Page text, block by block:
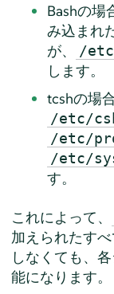
Bashの場
み込まれ
が、 /
します。
tcshの場
/etc/
/etc/
/etc/
す。
これによって、
加えられたす
しなくても、
能になります。